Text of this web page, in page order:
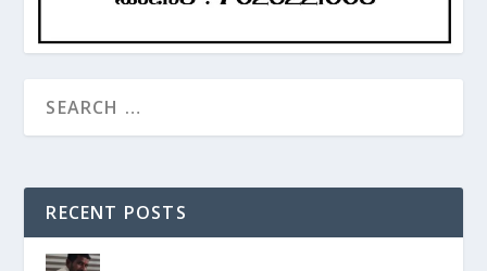
RECENT POSTS